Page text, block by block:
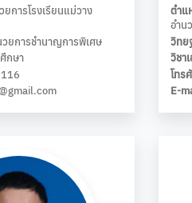
ยการโรงเรียนแม่วาง
วยการชำนาญการพิเศษ
กษา
ตำแ
อำน
วิทย
วิชา
โทร
E-